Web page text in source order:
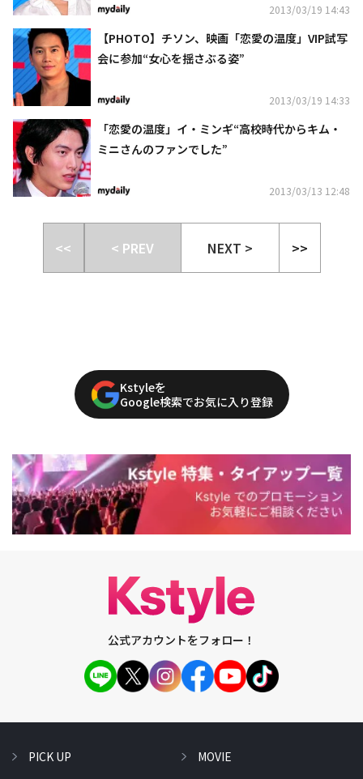
2013/03/19 14:43
【PHOTO】チソン、映画「恋愛の温度」VIP試写
会に参加“女心を揺さぶる姿”
2013/03/19 14:33
「恋愛の温度」イ・ミンギ“高校時代からキム・
ミニさんのファンでした”
2013/03/13 12:48
<< < PREV NEXT > >>
Kstyleを
Google検索でお気に入り登録
公式アカウントをフォロー！
PICK UP MOVIE